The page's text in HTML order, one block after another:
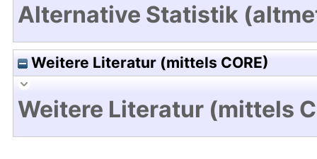
Alternative Statistik
Weitere Literatur (mittels CORE)
Weitere Literatur (mittels